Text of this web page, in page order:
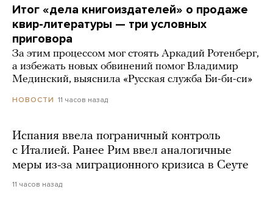
Итог «дела книгоиздателей» о продаже
квир-литературы — три условных
приговора
За этим процессом мог стоять Аркадий Ротенберг,
а избежать новых обвинений помог Владимир
Мединский, выяснила «Русская служба Би-би-си»
НОВОСТИ 11 часов назад
Испания ввела пограничный контроль
с Италией. Ранее Рим ввел аналогичные
меры из-за миграционного кризиса в Сеуте
11 часов назад